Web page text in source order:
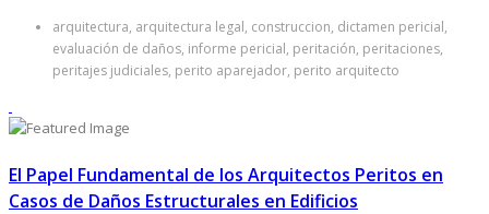
arquitectura, arquitectura legal, construccion, dictamen pericial,
evaluación de daños, informe pericial, peritación, peritaciones,
peritajes judiciales, perito aparejador, perito arquitecto
El Papel Fundamental de los Arquitectos Peritos en
Casos de Daños Estructurales en Edificios